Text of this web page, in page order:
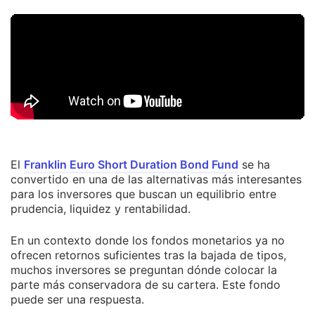
El Franklin Euro Short Duration Bond Fund se ha
convertido en una de las alternativas más interesantes
para los inversores que buscan un equilibrio entre
prudencia, liquidez y rentabilidad.
En un contexto donde los fondos monetarios ya no
ofrecen retornos suficientes tras la bajada de tipos,
muchos inversores se preguntan dónde colocar la
parte más conservadora de su cartera. Este fondo
puede ser una respuesta.